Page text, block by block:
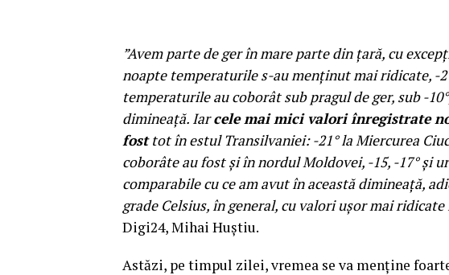
”Avem parte de ger în mare parte din țară, cu
noapte temperaturile s-au menținut mai ridicate, -
temperaturile au coborât sub pragul de ger, sub -
dimineață. Iarcele mai mici valori înregistrate
fosttot în estul Transilvaniei: -21° la Miercurea
coborâte au fost și în nordul Moldovei, -15, -17° și
comparabile cu ce am avut în această dimineață,
grade Celsius, în general, cu valori ușor mai
Digi24, Mihai Huștiu.
Astăzi, pe timpul zilei, vremea se va menține